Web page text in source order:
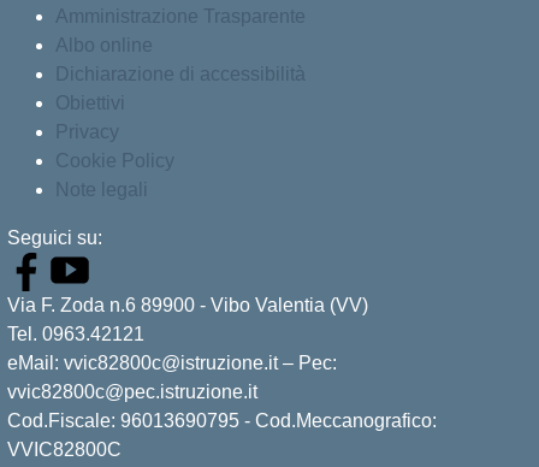
Amministrazione Trasparente
Albo online
Dichiarazione di accessibilità
Obiettivi
Privacy
Cookie Policy
Note legali
Seguici su:
Via F. Zoda n.6 89900 - Vibo Valentia (VV)
Tel. 0963.42121
eMail: vvic82800c@istruzione.it – Pec:
vvic82800c@pec.istruzione.it
Cod.Fiscale: 96013690795 - Cod.Meccanografico:
VVIC82800C